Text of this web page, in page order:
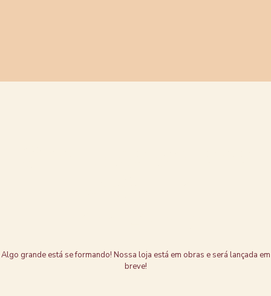
Algo grande está se formando! Nossa loja está em obras e será lançada em
breve!